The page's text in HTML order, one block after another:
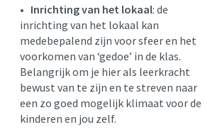
• Inrichting van het lokaal: de
inrichting van het lokaal kan
medebepalend zijn voor sfeer en het
voorkomen van ‘gedoe’ in de klas.
Belangrijk om je hier als leerkracht
bewust van te zijn en te streven naar
een zo goed mogelijk klimaat voor de
kinderen en jou zelf.